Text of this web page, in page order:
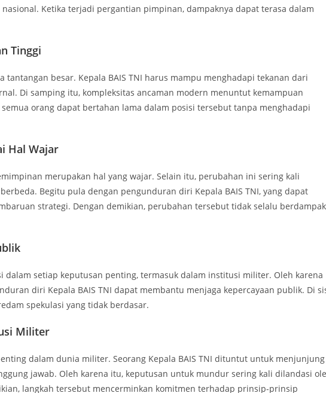
Ketika terjadi pergantian pimpinan, dampaknya dapat terasa dalam
Tinggi
besar. Kepala BAIS TNI harus mampu menghadapi tekanan dari
Di samping itu, kompleksitas ancaman modern menuntut kemampuan
orang dapat bertahan lama dalam posisi tersebut tanpa menghadapi
Hal Wajar
merupakan hal yang wajar. Selain itu, perubahan ini sering kali
Begitu pula dengan pengunduran diri Kepala BAIS TNI, yang dapat
strategi. Dengan demikian, perubahan tersebut tidak selalu berdampak
setiap keputusan penting, termasuk dalam institusi militer. Oleh karena
diri Kepala BAIS TNI dapat membantu menjaga kepercayaan publik. Di
spekulasi yang tidak berdasar.
Militer
dalam dunia militer. Seorang Kepala BAIS TNI dituntut untuk menjunjung
jawab. Oleh karena itu, keputusan untuk mundur sering kali dilandasi
langkah tersebut mencerminkan komitmen terhadap prinsip-prinsip